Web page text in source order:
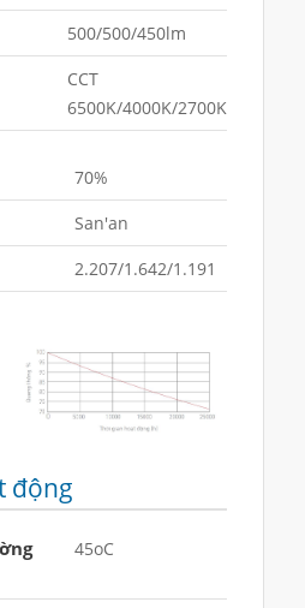
500/500/450lm
CCT
6500K/4000K/2700K
70%
San'an
2.207/1.642/1.191
động
45oC